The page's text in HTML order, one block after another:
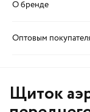
О бренде
Оптовым
Щиток